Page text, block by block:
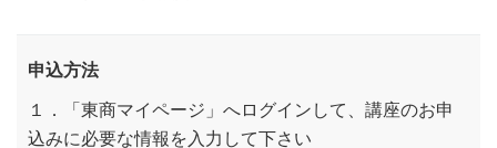
申込方法
１．「東商マイページ」へログインして、講座のお申
込みに必要な情報を入力して下さい